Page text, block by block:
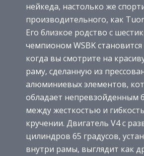
нейкеда, настолько же
производительного, как
Его близкое родство с
чемпионом WSBK
когда вы смотрите на
раму, сделанную из
алюминиевых элементов,
обладает непревзойденным
между жесткостью и
кручении. Двигатель V4 с
цилиндров 65 градусов,
внутри рамы, выглядит как